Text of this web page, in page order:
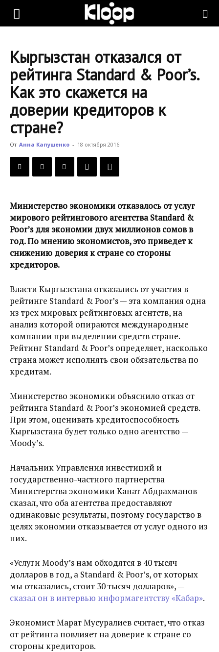
KLOOP.KG
Новости
Кыргызстана
Кыргызстан отказался от
рейтинга Standard & Poor’s.
Как это скажется на
доверии кредиторов к
стране?
От Анна Капушенко - 18 октября 2016
Министерство экономики отказалось от услуг
мирового рейтингового агентства Standard &
Poor’s для экономии двух миллионов сомов в
год. По мнению экономистов, это приведет к
снижению доверия к стране со стороны
кредиторов.
Власти Кыргызстана отказались от участия в
рейтинге Standard & Poor’s — эта компания одна
из трех мировых рейтинговых агентств, на
анализ которой опираются международные
компании при выделении средств стране.
Рейтинг Standard & Poor’s определяет, насколько
страна может исполнять свои обязательства по
кредитам.
Министерство экономики объяснило отказ от
рейтинга Standard & Poor’s экономией средств.
При этом, оценивать кредитоспособность
Кыргызстана будет только одно агентство —
Moody’s.
Начальник Управления инвестиций и
государственно-частного партнерства
Министерства экономики Канат Абдрахманов
сказал, что оба агентства предоставляют
одинаковые результаты, поэтому государство в
целях экономии отказывается от услуг одного из
них.
«Услуги Moody’s нам обходятся в 40 тысяч
долларов в год, а Standard & Poor’s, от которых
мы отказались, стоит 30 тысяч долларов», —
сказал он в интервью информагентству «Кабар».
Экономист Марат Мусуралиев считает, что отказ
от рейтинга повлияет на доверие к стране со
стороны кредиторов.